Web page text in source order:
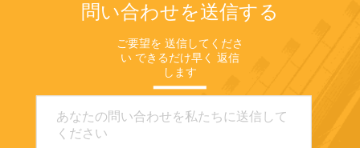
問い合わせを送信する
ご要望を 送信してくださ
い できるだけ早く 返信
します